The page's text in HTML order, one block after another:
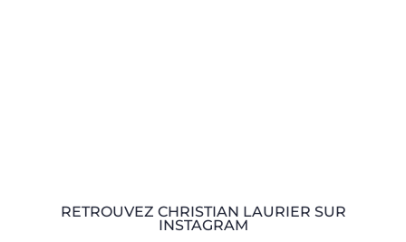
RETROUVEZ CHRISTIAN LAURIER SUR
INSTAGRAM